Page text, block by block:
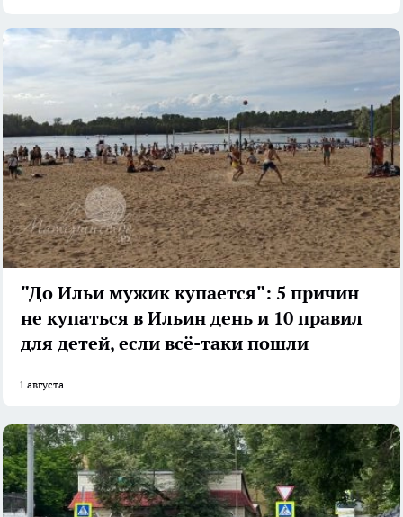
"До Ильи мужик купается": 5 причин
не купаться в Ильин день и 10 правил
для детей, если всё-таки пошли
1 августа